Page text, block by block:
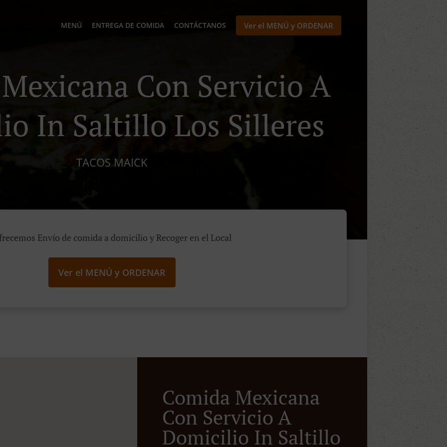
MENÚ ENTREGA DE COMIDA CONTÁCTANOS Ver el MENÚ y ORDENAR
Con Servicio A
In Saltillo Los Silleres
TACOS MAICK
Envío de comida a domicilio y Recoger en el Local
Ver el MENÚ y ORDENAR
Comida Mexicana
Con Servicio A
Domicilio In Saltillo